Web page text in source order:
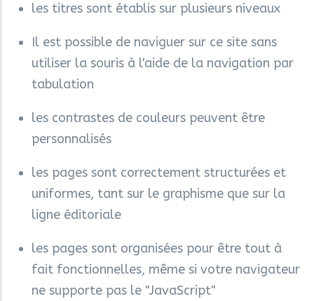
les titres sont établis sur plusieurs niveaux
Il est possible de naviguer sur ce site sans
utiliser la souris à l'aide de la navigation par
tabulation
les contrastes de couleurs peuvent être
personnalisés
les pages sont correctement structurées et
uniformes, tant sur le graphisme que sur la
ligne éditoriale
les pages sont organisées pour être tout à
fait fonctionnelles, même si votre navigateur
ne supporte pas le "JavaScript"